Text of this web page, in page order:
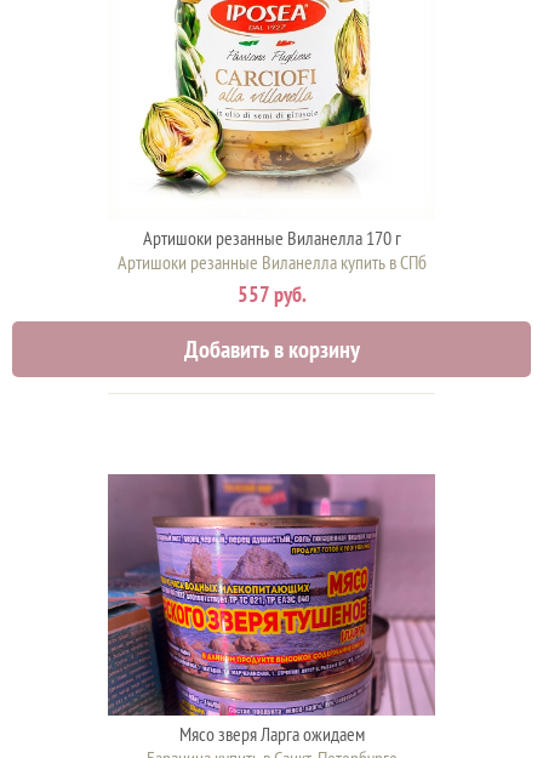
Артишоки резанные Виланелла 170 г
Артишоки резанные Виланелла купить в СПб
557 руб.
Добавить в корзину
Мясо зверя Ларга ожидаем